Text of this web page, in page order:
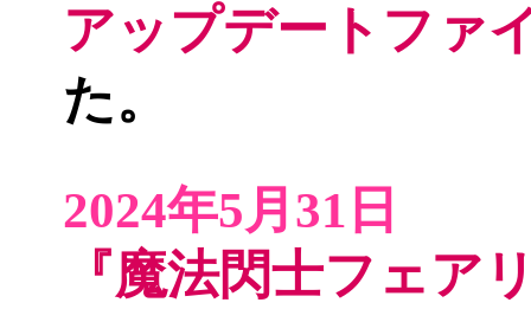
アップデートファ
た。
2024年5月31日
『魔法閃士フェア